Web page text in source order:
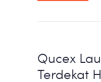
Qucex
Terdekat